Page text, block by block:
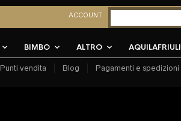
ACCOUNT
BIMBO ALTRO AQUILAFRIULI
Punti vendita Blog Pagamenti e spedizioni